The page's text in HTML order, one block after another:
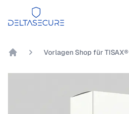
DeltaSecure
Vorlagen Shop für TISAX®